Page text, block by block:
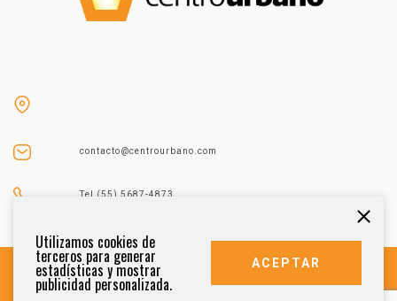
contacto@centrourbano.com
Tel (55) 5687-4873
Utilizamos cookies de
terceros para generar
estadísticas y mostrar
publicidad personalizada.
ACEPTAR